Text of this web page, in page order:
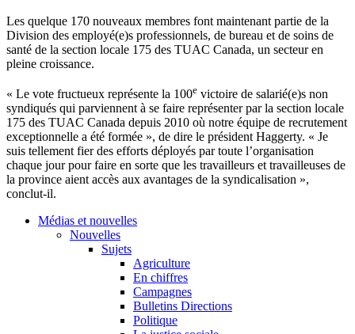
Les quelque 170 nouveaux membres font maintenant partie de la
Division des employé(e)s professionnels, de bureau et de soins de
santé de la section locale 175 des TUAC Canada, un secteur en
pleine croissance.
« Le vote fructueux représente la 100e victoire de salarié(e)s non
syndiqués qui parviennent à se faire représenter par la section locale
175 des TUAC Canada depuis 2010 où notre équipe de recrutement
exceptionnelle a été formée », de dire le président Haggerty. « Je
suis tellement fier des efforts déployés par toute l’organisation
chaque jour pour faire en sorte que les travailleurs et travailleuses de
la province aient accès aux avantages de la syndicalisation »,
conclut-il.
Médias et nouvelles
Nouvelles
Sujets
Agriculture
En chiffres
Campagnes
Bulletins Directions
Politique